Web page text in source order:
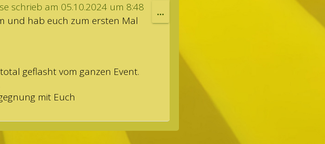
schrieb am 05.10.2024 um 8:48
und hab euch zum ers­ten Mal
geflasht vom gan­zen Event.
mit Euch
...
METABOX